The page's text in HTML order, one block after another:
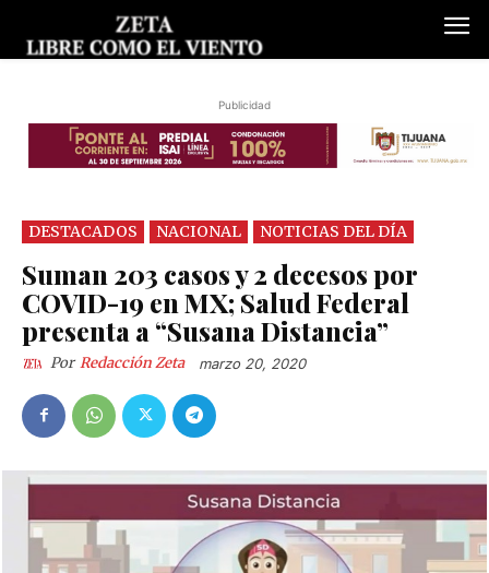
Publicidad
DESTACADOS NACIONAL NOTICIAS DEL DÍA
Suman 203 casos y 2 decesos por
COVID-19 en MX; Salud Federal
presenta a “Susana Distancia”
Por Redacción Zeta marzo 20, 2020